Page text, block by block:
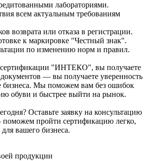
лабораториями.
всем актуальным требованиям
возврата или отказа в регистрации.
к маркировке "Честный знак".
по изменению норм и правил.
"ИНТЕКО", вы получаете
— вы получаете уверенность
бизнеса. Мы поможем вам без ошибок
обуви и быстрее выйти на рынок.
Оставьте заявку на консультацию
пройти сертификацию легко,
вашего бизнеса.
продукции